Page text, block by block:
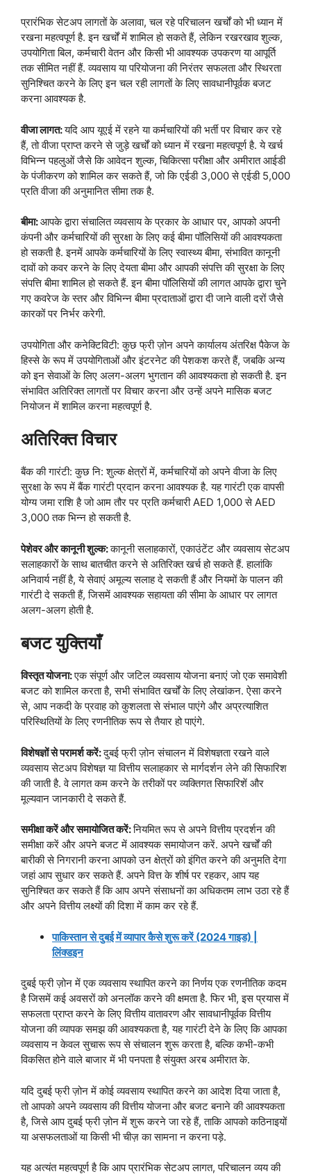
प्रारंभिक सेटअप लागतों के अलावा, चल रहे परिचालन खर्चों को भी ध्यान में
रखना महत्वपूर्ण है. इन खर्चों में शामिल हो सकते हैं, लेकिन रखरखाव शुल्क,
उपयोगिता बिल, कर्मचारी वेतन और किसी भी आवश्यक उपकरण या आपूर्ति
तक सीमित नहीं हैं. व्यवसाय या परियोजना की निरंतर सफलता और स्थिरता
सुनिश्चित करने के लिए इन चल रही लागतों के लिए सावधानीपूर्वक बजट
करना आवश्यक है.
वीजा लागत:यदि आप यूएई में रहने या कर्मचारियों की भर्ती पर विचार कर रहे
हैं, तो वीजा प्राप्त करने से जुड़े खर्चों को ध्यान में रखना महत्वपूर्ण है. ये खर्च
विभिन्न पहलुओं जैसे कि आवेदन शुल्क, चिकित्सा परीक्षा और अमीरात आईडी
के पंजीकरण को शामिल कर सकते हैं, जो कि एईडी 3,000 से एईडी 5,000
प्रति वीजा की अनुमानित सीमा तक है.
बीमा:आपके द्वारा संचालित व्यवसाय के प्रकार के आधार पर, आपको अपनी
कंपनी और कर्मचारियों की सुरक्षा के लिए कई बीमा पॉलिसियों की आवश्यकता
हो सकती है. इनमें आपके कर्मचारियों के लिए स्वास्थ्य बीमा, संभावित कानूनी
दावों को कवर करने के लिए देयता बीमा और आपकी संपत्ति की सुरक्षा के लिए
संपत्ति बीमा शामिल हो सकते हैं. इन बीमा पॉलिसियों की लागत आपके द्वारा चुने
गए कवरेज के स्तर और विभिन्न बीमा प्रदाताओं द्वारा दी जाने वाली दरों जैसे
कारकों पर निर्भर करेगी.
उपयोगिता और कनेक्टिविटी: कुछ फ्री ज़ोन अपने कार्यालय अंतरिक्ष पैकेज के
हिस्से के रूप में उपयोगिताओं और इंटरनेट की पेशकश करते हैं, जबकि अन्य
को इन सेवाओं के लिए अलग-अलग भुगतान की आवश्यकता हो सकती है. इन
संभावित अतिरिक्त लागतों पर विचार करना और उन्हें अपने मासिक बजट
नियोजन में शामिल करना महत्वपूर्ण है.
अतिरिक्त विचार
बैंक की गारंटी: कुछ नि: शुल्क क्षेत्रों में, कर्मचारियों को अपने वीजा के लिए
सुरक्षा के रूप में बैंक गारंटी प्रदान करना आवश्यक है. यह गारंटी एक वापसी
योग्य जमा राशि है जो आम तौर पर प्रति कर्मचारी AED 1,000 से AED
3,000 तक भिन्न हो सकती है.
पेशेवर और कानूनी शुल्क:कानूनी सलाहकारों, एकाउंटेंट और व्यवसाय सेटअप
सलाहकारों के साथ बातचीत करने से अतिरिक्त खर्च हो सकते हैं. हालांकि
अनिवार्य नहीं है, ये सेवाएं अमूल्य सलाह दे सकती हैं और नियमों के पालन की
गारंटी दे सकती हैं, जिसमें आवश्यक सहायता की सीमा के आधार पर लागत
अलग-अलग होती है.
बजट युक्तियाँ
विस्तृत योजना:एक संपूर्ण और जटिल व्यवसाय योजना बनाएं जो एक समावेशी
बजट को शामिल करता है, सभी संभावित खर्चों के लिए लेखांकन. ऐसा करने
से, आप नकदी के प्रवाह को कुशलता से संभाल पाएंगे और अप्रत्याशित
परिस्थितियों के लिए रणनीतिक रूप से तैयार हो पाएंगे.
विशेषज्ञों से परामर्श करें:दुबई फ्री ज़ोन संचालन में विशेषज्ञता रखने वाले
व्यवसाय सेटअप विशेषज्ञ या वित्तीय सलाहकार से मार्गदर्शन लेने की सिफारिश
की जाती है. वे लागत कम करने के तरीकों पर व्यक्तिगत सिफारिशें और
मूल्यवान जानकारी दे सकते हैं.
समीक्षा करें और समायोजित करें:नियमित रूप से अपने वित्तीय प्रदर्शन की
समीक्षा करें और अपने बजट में आवश्यक समायोजन करें. अपने खर्चों की
बारीकी से निगरानी करना आपको उन क्षेत्रों को इंगित करने की अनुमति देगा
जहां आप सुधार कर सकते हैं. अपने वित्त के शीर्ष पर रहकर, आप यह
सुनिश्चित कर सकते हैं कि आप अपने संसाधनों का अधिकतम लाभ उठा रहे हैं
और अपने वित्तीय लक्ष्यों की दिशा में काम कर रहे हैं.
पाकिस्तान से दुबई में व्यापार कैसे शुरू करें (2024 गाइड) |
लिंक्डइन
दुबई फ्री ज़ोन में एक व्यवसाय स्थापित करने का निर्णय एक रणनीतिक कदम
है जिसमें कई अवसरों को अनलॉक करने की क्षमता है. फिर भी, इस प्रयास में
सफलता प्राप्त करने के लिए वित्तीय वातावरण और सावधानीपूर्वक वित्तीय
योजना की व्यापक समझ की आवश्यकता है, यह गारंटी देने के लिए कि आपका
व्यवसाय न केवल सुचारू रूप से संचालन शुरू करता है, बल्कि कभी-कभी
विकसित होने वाले बाजार में भी पनपता है संयुक्त अरब अमीरात के.
यदि दुबई फ्री ज़ोन में कोई व्यवसाय स्थापित करने का आदेश दिया जाता है,
तो आपको अपने व्यवसाय की वित्तीय योजना और बजट बनाने की आवश्यकता
है, जिसे आप दुबई फ्री ज़ोन में शुरू करने जा रहे हैं, ताकि आपको कठिनाइयों
या असफलताओं या किसी भी चीज़ का सामना न करना पड़े.
यह अत्यंत महत्वपूर्ण है कि आप प्रारंभिक सेटअप लागत, परिचालन व्यय की